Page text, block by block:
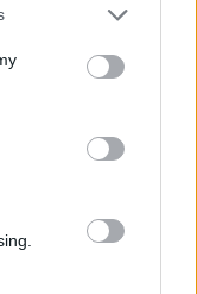
léger à base
est
à des appareils
des traitements aux
cheveux
des cheveux en